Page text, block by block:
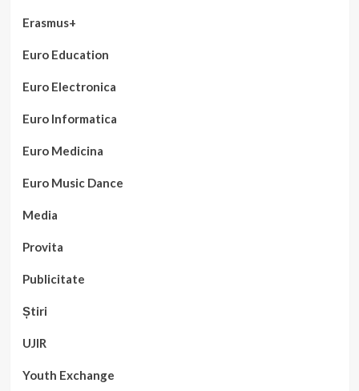
Erasmus+
Euro Education
Euro Electronica
Euro Informatica
Euro Medicina
Euro Music Dance
Media
Provita
Publicitate
Știri
UJIR
Youth Exchange